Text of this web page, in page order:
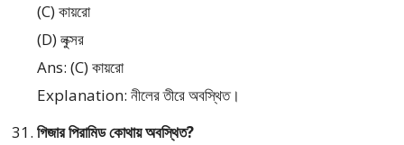
(C) কায়রো
(D) লুক্সর
Ans: (C) কায়রো
Explanation: নীলের তীরে অবস্থিত।
গিজার পিরামিড কোথায় অবস্থিত?